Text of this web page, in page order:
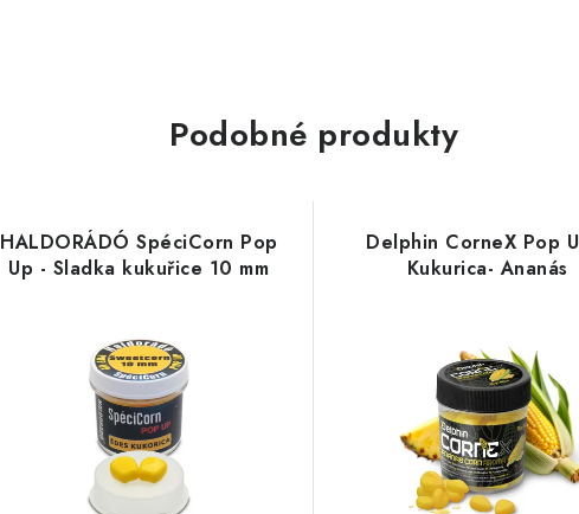
Podobné produkty
HALDORÁDÓ SpéciCorn Pop
Up - Sladka kukuřice 10 mm
Delphin CorneX Pop
Kukurica- Ananás